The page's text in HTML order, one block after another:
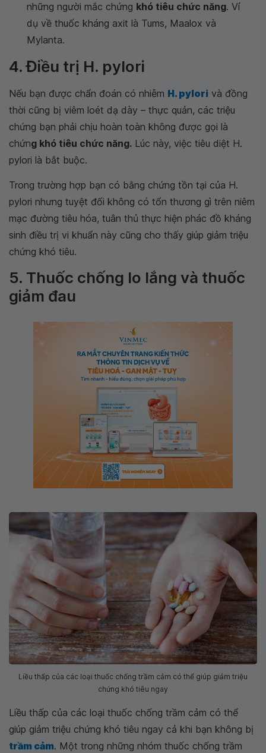
những người mắc chứng khó tiêu chức năng. Ví
dụ về thuốc kháng axit là Tums, Maalox và
Mylanta.
4. Điều trị H. pylori
Nếu bạn được chẩn đoán có nhiễm H. pylori và đồng
thời cũng bị viêm loét dạ dày – thực quản, các triệu
chứng bạn phải chịu hoàn toàn không được gọi là
chứng khó tiêu chức năng. Lúc này, việc tiêu diệt H.
pylori là bắt buộc.
Trong trường hợp bạn có bằng chứng tồn tại của H.
pylori nhưng tuyệt đối không có tổn thương gì trên niêm
mạc đường tiêu hóa, tuân thủ thực hiện phác đồ kháng
sinh điều trị vi khuẩn này cũng cho thấy giúp giảm triệu
chứng khó tiêu.
5. Thuốc chống lo lắng và thuốc
giảm đau
Liều thấp của các loại thuốc chống trầm cảm có thể giúp giảm triệu
chứng khó tiêu ngay
Liều thấp của các loại thuốc chống trầm cảm có thể
giúp giảm triệu chứng khó tiêu ngay cả khi bạn không bị
trầm cảm. Một trong những nhóm thuốc chống trầm